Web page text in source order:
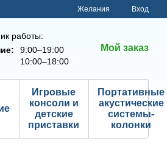
Желания Вход
работы:
9:00–19:00
10:00–18:00
Мой заказ
Игровые
консоли и
детские
приставки
Портативные
акустические
системы-
колонки